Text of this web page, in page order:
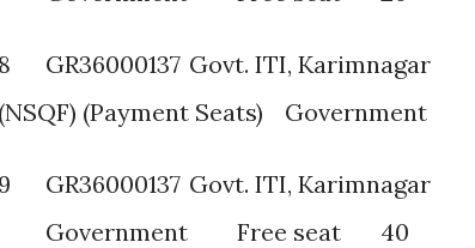
8 GR36000137 Govt. ITI, Karimnagar
(NSQF) (Payment Seats)
Government
9 GR36000137 Govt. ITI, Karimnagar
Government
Free seat 40